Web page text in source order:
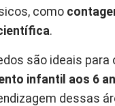
como
.
são ideais para
infantil aos 6
dessas